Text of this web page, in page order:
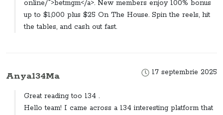
online/">betmgm</a>. New members enjoy 100% bonus
up to $1,000 plus $25 On The House. Spin the reels, hit
the tables, and cash out fast.
17 septembrie 2025
Anya134Ma
Great reading too 134 .
Hello team! I came across a 134 interesting platform that